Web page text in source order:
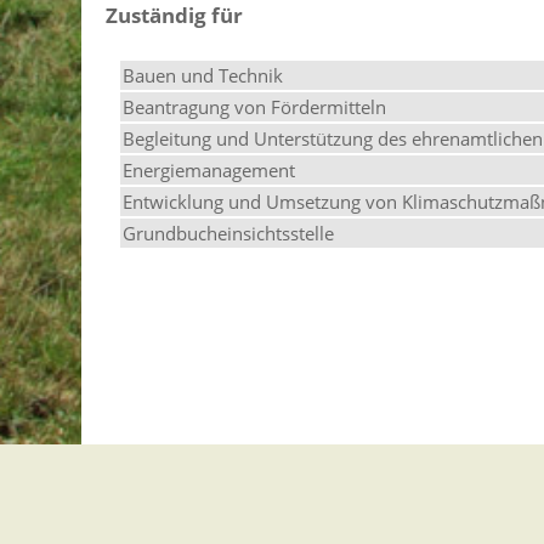
Zuständig für
Bauen und Technik
Beantragung von Fördermitteln
Begleitung und Unterstützung des
Energiemanagement
Entwicklung und Umsetzung von
Grundbucheinsichtsstelle